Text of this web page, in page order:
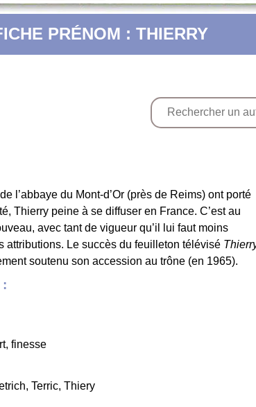
PRÉNOM : THIERRY
l’abbaye du Mont-d’Or (près de Reims) ont porté
Thierry peine à se diffuser en France. C’est au
avec tant de vigueur qu’il lui faut moins
attributions. Le succès du feuilleton télévisé
soutenu son accession au trône (en 1965).
finesse
, Terric, Thiery